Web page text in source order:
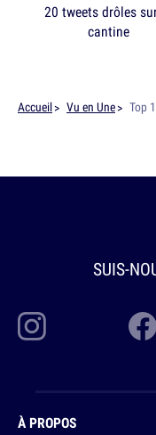
20 tweets drôles
cantine
Accueil Vu en Une Top
SUIS-
À PROPOS